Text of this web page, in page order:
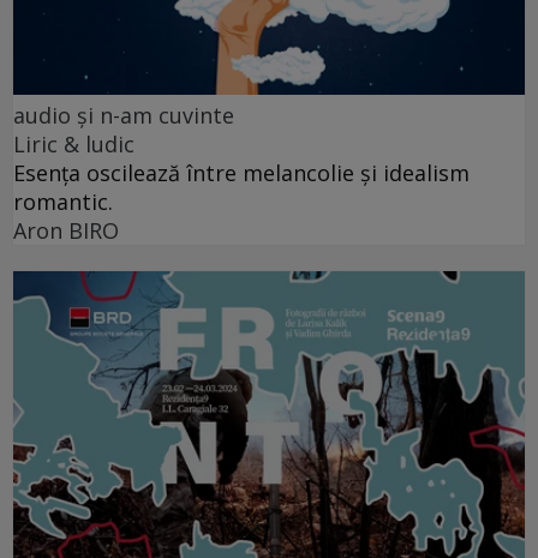
audio şi n-am cuvinte
Liric & ludic
Esența oscilează între melancolie și idealism
romantic.
Aron BIRO